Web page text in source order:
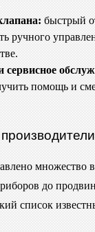
быстрый
ручного
сервисное
помощь и
множество
до
список